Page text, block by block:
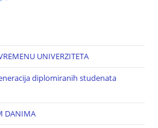
UNIVERZITETA
diplomiranih studenata
DANIMA